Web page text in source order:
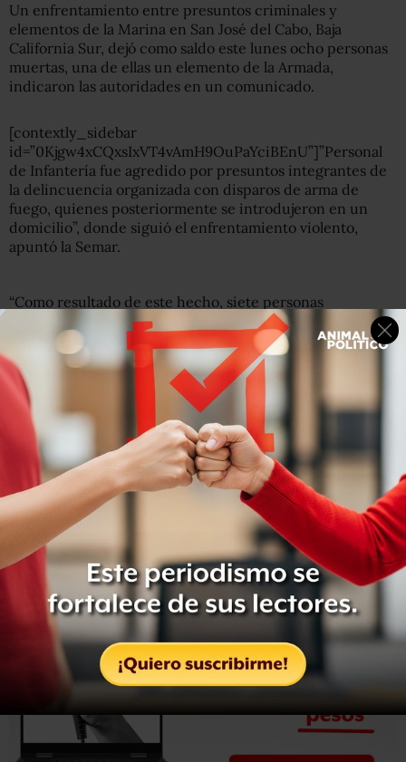
Un enfrentamiento entre presuntos criminales y
elementos de la Marina en San José del Cabo, Baja
California Sur, dejó como saldo este lunes ocho personas
muertas, una de ellas un elemento de la Armada,
indicaron las autoridades en un comunicado.
[contextly_sidebar
id=”0Kjgw4xCQxsIxVT4vAmH9OuPaYciBEnU”]”Personal
de Infantería fue agredido por presuntos integrantes de
la delincuencia organizada con disparos de arma de
fuego, quienes posteriormente se introdujeron en un
domicilio”, donde siguió el enfrentamiento violento,
apuntó la Semar.
“Como resultado de este hecho, siete personas
presuntamente pertenecientes a la delincuencia
organizada perdieron la vida; asimismo, un elemento de
la Armada de México resultó herido, quien más tarde
falleció”, señaló la Secretaría de Marina.
Tras los hechos de disparos y muertes, los marinos
aseguraron armas de uso exclusivo del Ejército, droga,
vehículos, equipos de comunicación, equipo táctico y
uniformes.
Con información de (suscripción necesaria)